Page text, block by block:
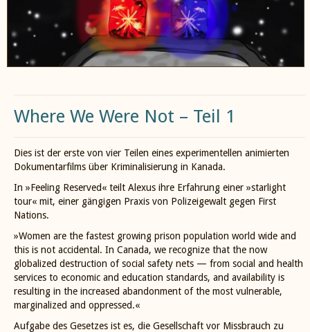
Where We Were Not – Teil 1
Dies ist der erste von vier Teilen eines experimentellen animierten
Dokumentarfilms über Kriminalisierung in Kanada.
In »Feeling Reserved« teilt Alexus ihre Erfahrung einer »starlight
tour« mit, einer gängigen Praxis von Polizeigewalt gegen First
Nations.
»Women are the fastest growing prison population world wide and
this is not accidental. In Canada, we recognize that the now
globalized destruction of social safety nets — from social and health
services to economic and education standards, and availability is
resulting in the increased abandonment of the most vulnerable,
marginalized and oppressed.«
Aufgabe des Gesetzes ist es, die Gesellschaft vor Missbrauch zu